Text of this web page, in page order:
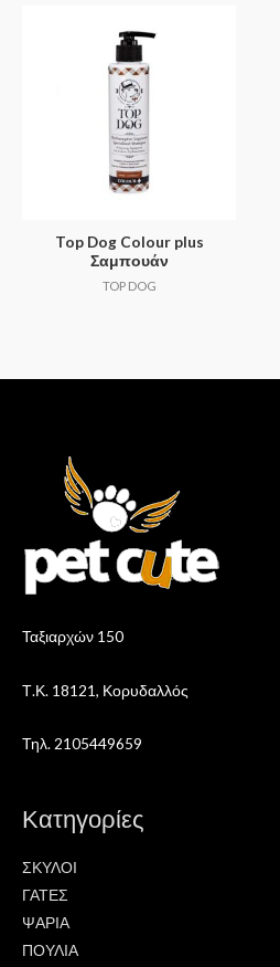
Top Dog Colour plus
Σαμπουάν
TOP DOG
Ταξιαρχών 150
Τ.Κ. 18121, Κορυδαλλός
Τηλ. 2105449659
Κατηγορίες
ΣΚΥΛΟΙ
ΓΑΤΕΣ
ΨΑΡΙΑ
ΠΟΥΛΙΑ